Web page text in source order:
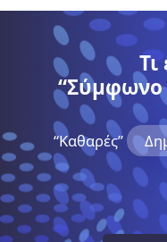
Τι
“Σύμφωνο
“Kαθαρές”